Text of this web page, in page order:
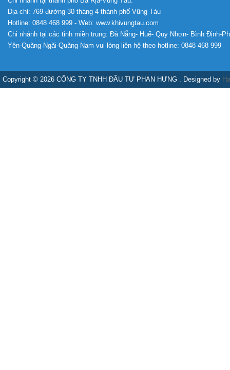
Địa chỉ: 769 đường 30 tháng 4 thành phố Vũng Tàu
Hotline: 0848 468 999 - Web: www.khivungtau.com
Chi nhánh tại các tỉnh miền trung: Đà Nẵng- Huế- Quy Nhơn- Bình Định-
Yên-Quãng Ngãi-Quãng Nam vui lòng liên hệ theo hotline: 0848 468 999
Copyright © 2026 CÔNG TY TNHH ĐẦU TƯ PHAN HƯNG . Designed by